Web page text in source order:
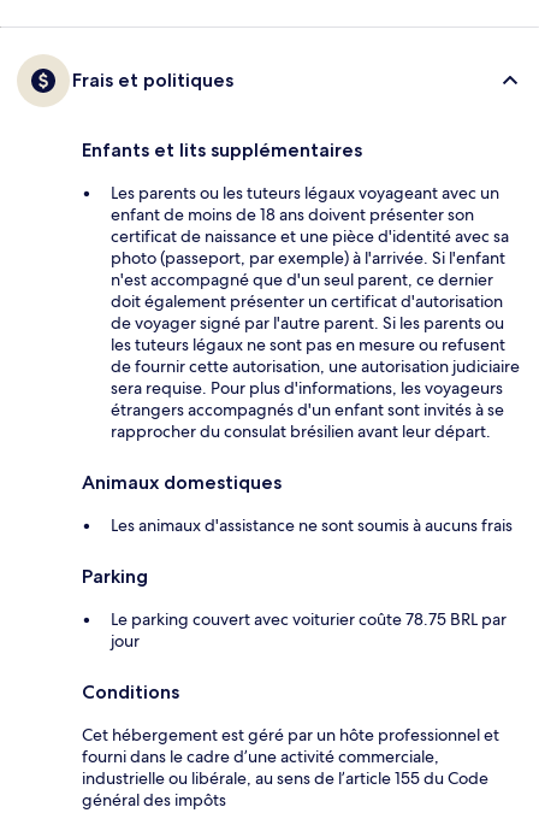
Frais et politiques
Enfants et lits supplémentaires
Les parents ou les tuteurs légaux voyageant avec un
enfant de moins de 18 ans doivent présenter son
certificat de naissance et une pièce d'identité avec sa
photo (passeport, par exemple) à l'arrivée. Si l'enfant
n'est accompagné que d'un seul parent, ce dernier
doit également présenter un certificat d'autorisation
de voyager signé par l'autre parent. Si les parents ou
les tuteurs légaux ne sont pas en mesure ou refusent
de fournir cette autorisation, une autorisation judiciaire
sera requise. Pour plus d'informations, les voyageurs
étrangers accompagnés d'un enfant sont invités à se
rapprocher du consulat brésilien avant leur départ.
Animaux domestiques
Les animaux d'assistance ne sont soumis à aucuns frais
Parking
Le parking couvert avec voiturier coûte 78.75 BRL par
jour
Conditions
Cet hébergement est géré par un hôte professionnel et
fourni dans le cadre d’une activité commerciale,
industrielle ou libérale, au sens de l’article 155 du Code
général des impôts